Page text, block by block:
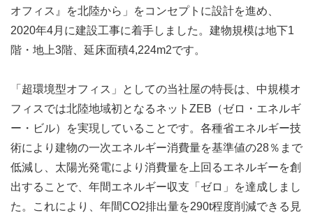
オフィス』を北陸から」をコンセプトに設計を進め、
2020年4月に建設工事に着手しました。建物規模は地下1
階・地上3階、延床面積4,224m2です。
「超環境型オフィス」としての当社屋の特長は、中規模オ
フィスでは北陸地域初となるネットZEB（ゼロ・エネルギ
ー・ビル）を実現していることです。各種省エネルギー技
術により建物の一次エネルギー消費量を基準値の28％まで
低減し、太陽光発電により消費量を上回るエネルギーを創
出することで、年間エネルギー収支「ゼロ」を達成しまし
た。これにより、年間CO2排出量を290t程度削減できる見